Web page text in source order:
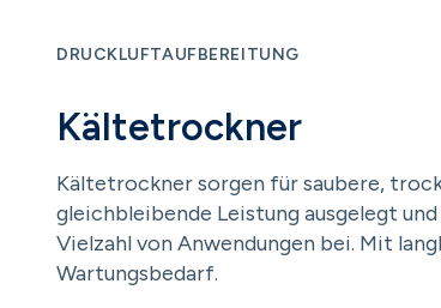
DRUCKLUFTAUFBEREITUNG
Kältetrockner
Kältetrockner sorgen für saubere,
gleichbleibende Leistung ausgelegt
Vielzahl von Anwendungen bei. Mit
Wartungsbedarf.